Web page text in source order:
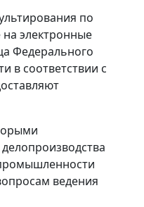
по
на электронные
Федерального
в соответствии с
ведения